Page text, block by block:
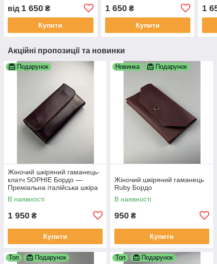
від 1 650 ₴
Купити
1 650₴
Купити
1
Акційні пропозиції та новинки
Подарунок
Жіночий шкіряний гаманець-
клатч SOPHIE Бордо —
Преміальна італійська шкіра
Кентуккі
В наявності
1 950 ₴
Купити
Новинка Подарунок
Жіночий шкіряний гаманець
Ruby Бордо
В наявності
950 ₴
Купити
Топ Подарунок Топ Подарунок